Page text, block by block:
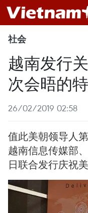
社会
越南发行
次会晤的
26/02/2019 02:58
值此美朝领导人
越南信息传媒部
日联合发行庆祝